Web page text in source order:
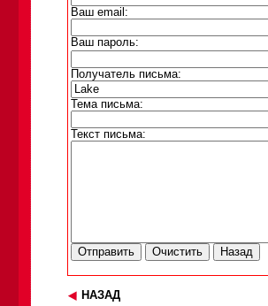
Ваш email:
Ваш пароль:
Получатель письма:
Тема письма:
Текст письма:
НАЗАД